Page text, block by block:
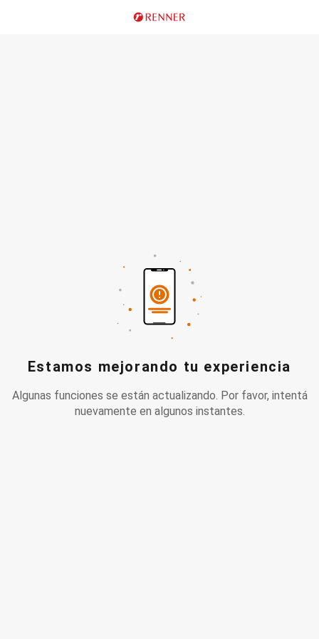
Estamos mejorando tu experiencia
Algunas funciones se están actualizando. Por favor, intentá
nuevamente en algunos instantes.